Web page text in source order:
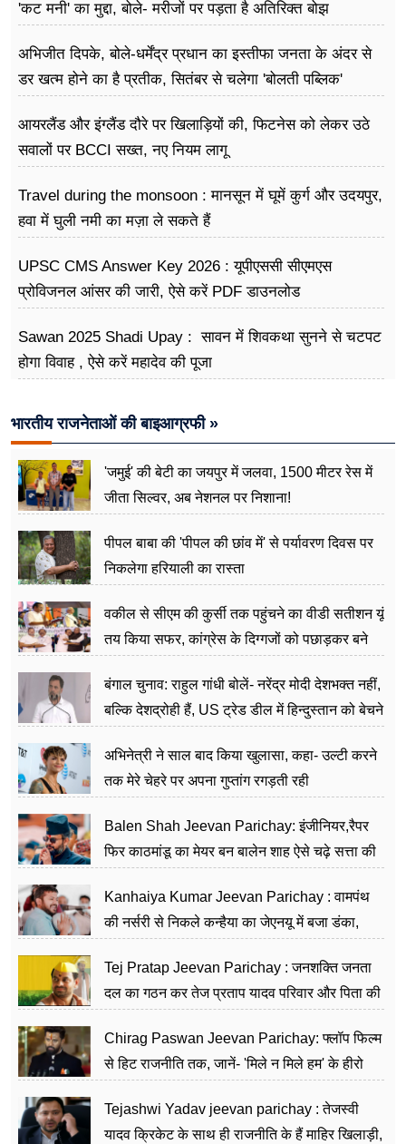
'कट मनी' का मुद्दा, बोले- मरीजों पर पड़ता है अ​तिरिक्त बोझ
अभिजीत दिपके, बोले-धर्मेंद्र प्रधान का इस्तीफा जनता के अंदर से
डर खत्म होने का है प्रतीक, सितंबर से चलेगा 'बोलती पब्लिक'
आयरलैंड और इंग्लैंड दौरे पर खिलाड़ियों की, फिटनेस को लेकर उठे
सवालों पर BCCI सख्त, नए नियम लागू
Travel during the monsoon : मानसून में घूमें कुर्ग और उदयपुर,
हवा में घुली नमी का मज़ा ले सकते हैं
UPSC CMS Answer Key 2026 : यूपीएससी सीएमएस
प्रोविजनल आंसर की जारी, ऐसे करें PDF डाउनलोड
Sawan 2025 Shadi Upay : सावन में शिवकथा सुनने से चटपट
होगा विवाह , ऐसे करें महादेव की पूजा
भारतीय राजनेताओं की बाइआग्रफी »
'जमुई' की बेटी का जयपुर में जलवा, 1500 मीटर रेस में
जीता सिल्वर, अब नेशनल पर निशाना!
पीपल बाबा की 'पीपल की छांव में' से पर्यावरण दिवस पर
निकलेगा हरियाली का रास्ता
वकील से सीएम की कुर्सी तक पहुंचने का वीडी सतीशन यूं
तय किया सफर, कांग्रेस के दिग्गजों को पछाड़कर बने
बंगाल चुनाव: राहुल गांधी बोलें- नरेंद्र मोदी देशभक्त नहीं,
बल्कि देशद्रोही हैं, US ट्रेड डील में हिन्दुस्तान को बेचने
अभिनेत्री ने साल बाद किया खुलासा, कहा- उल्टी करने
तक मेरे चेहरे पर अपना गुप्तांग रगड़ती रही
Balen Shah Jeevan Parichay: इंजीनियर,रैपर
फिर काठमांडू का मेयर बन बालेन शाह ऐसे चढ़े सत्ता की
Kanhaiya Kumar Jeevan Parichay : वामपंथ
की नर्सरी से निकले कन्हैया का जेएनयू में बजा डंका,
Tej Pratap Jeevan Parichay : जनशक्ति जनता
दल का गठन कर तेज प्रताप यादव परिवार और पिता की
Chirag Paswan Jeevan Parichay: फ्लॉप फिल्म
से हिट राजनीति तक, जानें- 'मिले न मिले हम' के हीरो
Tejashwi Yadav jeevan parichay : तेजस्वी
यादव क्रिकेट के साथ ही राजनीति के हैं माहिर खिलाड़ी,